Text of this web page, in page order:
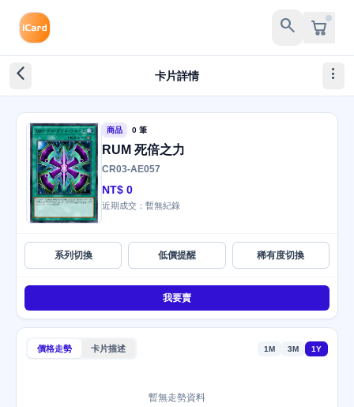
search
arrow_back_ios_new 卡片詳情 more_vert
商品 0 筆
RUM 死倍之力
CR03-AE057
NT$ 0
近期成交：暫無紀錄
系列切換 低價提醒 稀有度切換
我要賣
價格走勢 卡片描述 1M 3M 1Y
暫無走勢資料